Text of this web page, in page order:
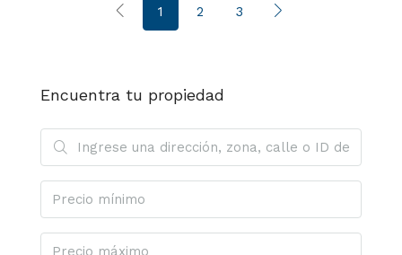
1 2 3
Encuentra tu propiedad